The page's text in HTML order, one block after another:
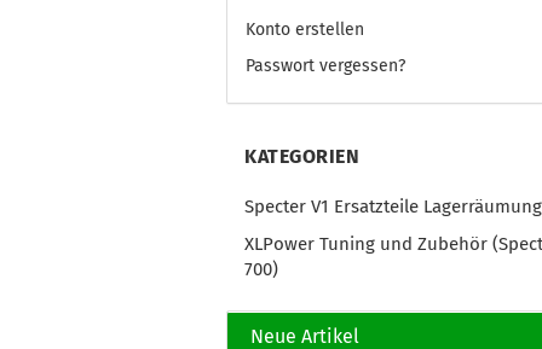
Konto erstellen
Passwort vergessen?
KATEGORIEN
Specter V1 Ersatzteile Lagerräumung
XLPower Tuning und Zubehör
700)
Neue Artikel